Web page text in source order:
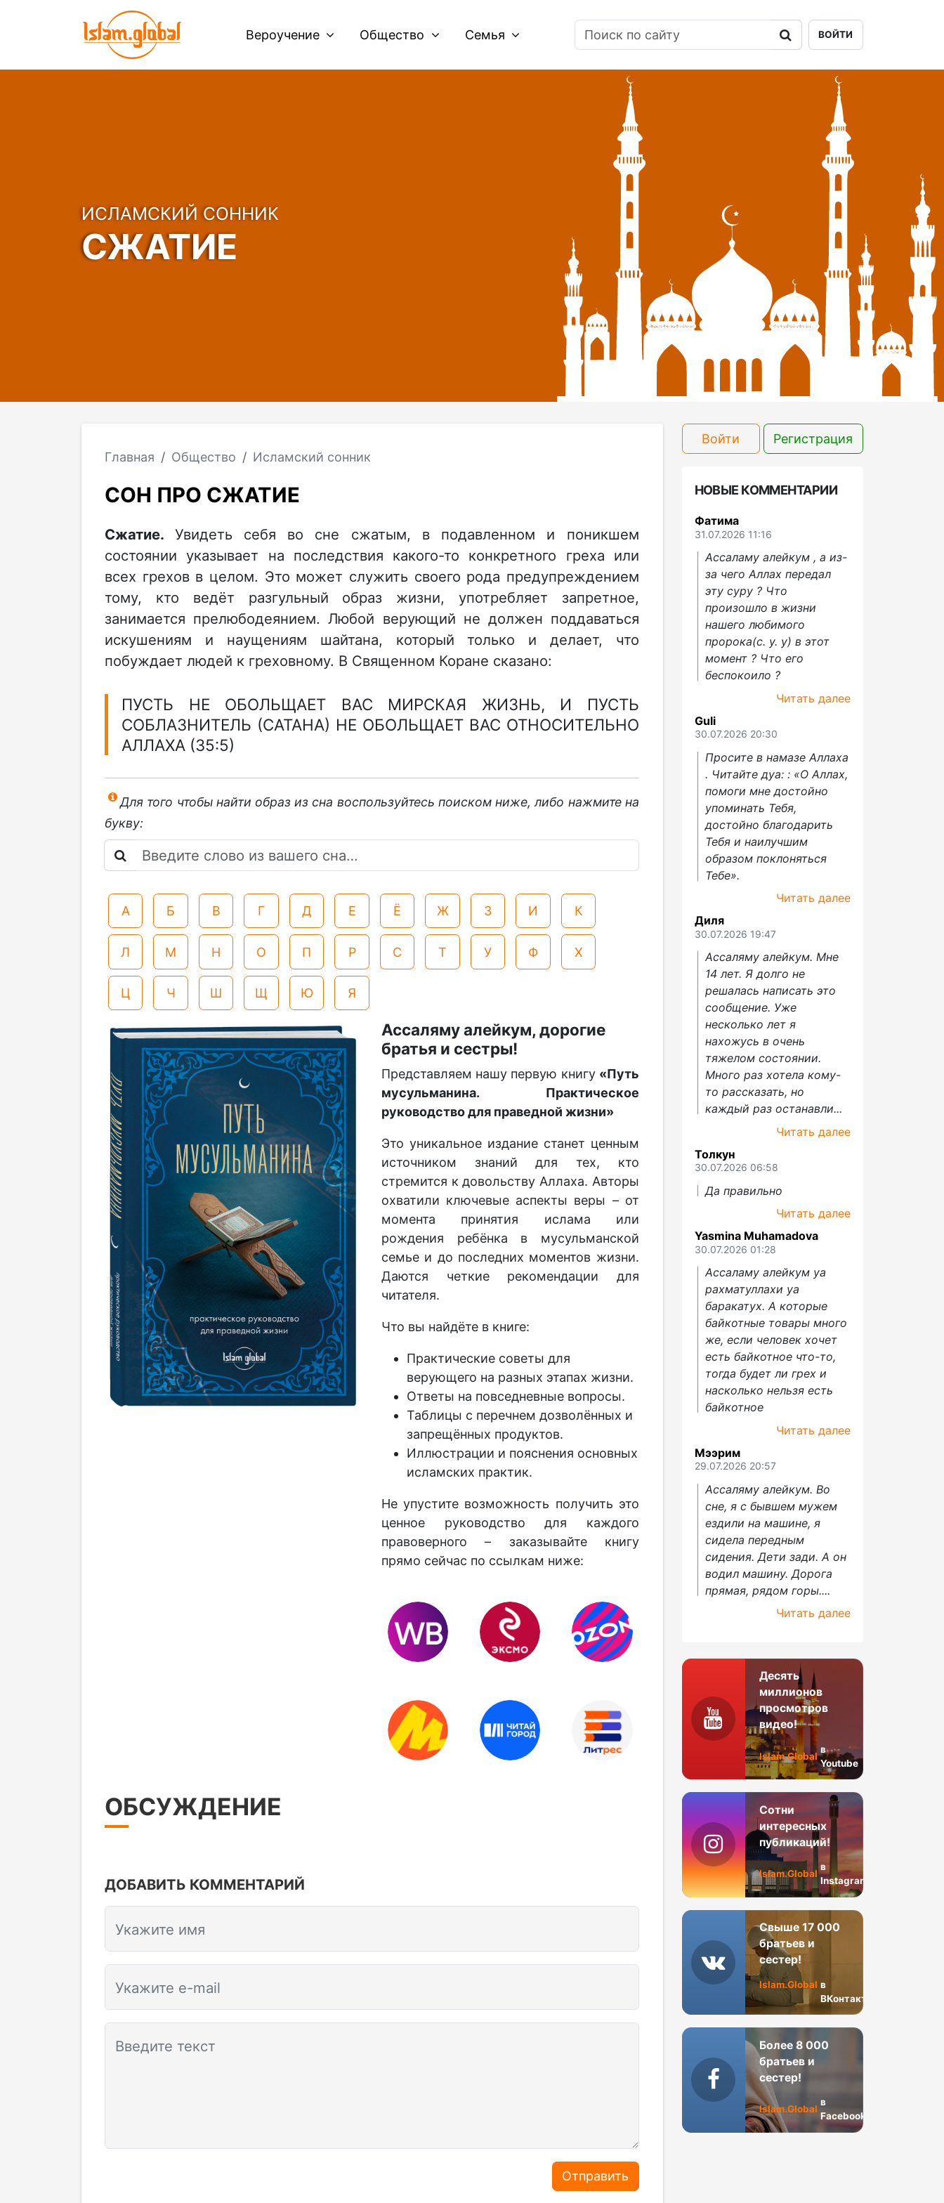
Вероучение Общество Семья ВОЙТИ
ИСЛАМСКИЙ СОННИК
СЖАТИЕ
Главная Общество Исламский сонник
СОН ПРО СЖАТИЕ
Сжатие. Увидеть себя во сне сжатым, в подавленном и поникшем
состоянии указывает на последствия какого-то конкретного греха или
всех грехов в целом. Это может служить своего рода предупреждением
тому, кто ведёт разгульный образ жизни, употребляет запретное,
занимается прелюбодеянием. Любой верующий не должен поддаваться
искушениям и наущениям шайтана, который только и делает, что
побуждает людей к греховному. В Священном Коране сказано:
ПУСТЬ НЕ ОБОЛЬЩАЕТ ВАС МИРСКАЯ ЖИЗНЬ, И ПУСТЬ
СОБЛАЗНИТЕЛЬ (САТАНА) НЕ ОБОЛЬЩАЕТ ВАС ОТНОСИТЕЛЬНО
АЛЛАХА (35:5)
Для того чтобы найти образ из сна воспользуйтесь поиском ниже, либо нажмите на
букву:
А Б В Г Д Е Ё Ж З И К
Л М Н О П Р С Т У Ф Х
Ц Ч Ш Щ Ю Я
Ассаляму алейкум, дорогие
братья и сестры!
Представляем нашу первую книгу «Путь
мусульманина. Практическое
руководство для праведной жизни»
Это уникальное издание станет ценным
источником знаний для тех, кто
стремится к довольству Аллаха. Авторы
охватили ключевые аспекты веры – от
момента принятия ислама или
рождения ребёнка в мусульманской
семье и до последних моментов жизни.
Даются четкие рекомендации для
читателя.
Что вы найдёте в книге:
Практические советы для
верующего на разных этапах жизни.
Ответы на повседневные вопросы.
Таблицы с перечнем дозволённых и
запрещённых продуктов.
Иллюстрации и пояснения основных
исламских практик.
Не упустите возможность получить это
ценное руководство для каждого
правоверного – заказывайте книгу
прямо сейчас по ссылкам ниже:
ОБСУЖДЕНИЕ
ДОБАВИТЬ КОММЕНТАРИЙ
Укажите имя
Укажите e-mail
Введите текст
Отправить
Войти Регистрация
НОВЫЕ КОММЕНТАРИИ
Фатима
31.07.2026 11:16
Ассаламу алейкум , а из-
за чего Аллах передал
эту суру ? Что
произошло в жизни
нашего любимого
пророка(с. у. у) в этот
момент ? Что его
беспокоило ?
Читать далее
Guli
30.07.2026 20:30
Просите в намазе Аллаха
. Читайте дуа: : «О Аллах,
помоги мне достойно
упоминать Тебя,
достойно благодарить
Тебя и наилучшим
образом поклоняться
Тебе».
Читать далее
Диля
30.07.2026 19:47
Ассаляму алейкум. Мне
14 лет. Я долго не
решалась написать это
сообщение. Уже
несколько лет я
нахожусь в очень
тяжелом состоянии.
Много раз хотела кому-
то рассказать, но
каждый раз останавли...
Читать далее
Толкун
30.07.2026 06:58
Да правильно
Читать далее
Yasmina Muhamadova
30.07.2026 01:28
Ассаламу алейкум уа
рахматуллахи уа
баракатух. А которые
байкотные товары много
же, если человек хочет
есть байкотное что-то,
тогда будет ли грех и
насколько нельзя есть
байкотное
Читать далее
Мээрим
29.07.2026 20:57
Ассаляму алейкум. Во
сне, я с бывшем мужем
ездили на машине, я
сидела передным
сидения. Дети зади. А он
водил машину. Дорога
прямая, рядом горы....
Читать далее
Десять
миллионов
просмотров
видео!
Islam.Global
в
Youtube
Сотни
интересных
публикаций!
Islam.Global
в
Instagram
Свыше 17 000
братьев и
сестер!
Islam.Global в
ВКонтакте
Более 8 000
братьев и
сестер!
Islam.Global
в
Facebook